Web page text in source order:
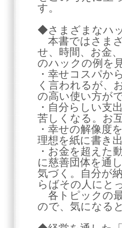
す。
◆さまざまなハ
本書ではさま
せ、時間、お金
のハックの例を
・幸せコスパか
く言われるが、
の高い使い方が
・自分らしい支
苦しくなる。お
・幸せの解像度
理想を紙に書き
・お金を超えた
に慈善団体を通
気づく。自分が
らばその人にと
各トピックの
ので、気になる